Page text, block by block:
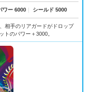
ワー 6000 ｜ シールド 5000
相手のリアガードがドロップ
トのパワー＋3000。